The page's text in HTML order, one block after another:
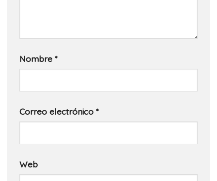
Nombre *
Correo electrónico *
Web